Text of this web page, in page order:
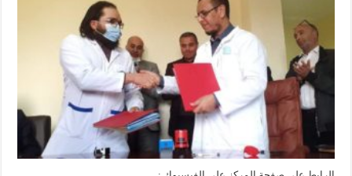
مقر
مركز
المساعدة
النفسية
CAPU
بجامعة
الجلفة
مغلقة